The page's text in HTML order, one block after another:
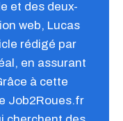
et des deux-
web, Lucas
rédigé par
en assurant
à cette
Job2Roues.fr